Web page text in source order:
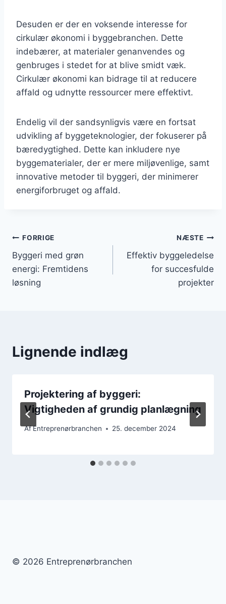
Desuden er der en voksende interesse for
cirkulær økonomi i byggebranchen. Dette
indebærer, at materialer genanvendes og
genbruges i stedet for at blive smidt væk.
Cirkulær økonomi kan bidrage til at reducere
affald og udnytte ressourcer mere effektivt.
Endelig vil der sandsynligvis være en fortsat
udvikling af byggeteknologier, der fokuserer på
bæredygtighed. Dette kan inkludere nye
byggematerialer, der er mere miljøvenlige, samt
innovative metoder til byggeri, der minimerer
energiforbruget og affald.
Indlægsnavigation
FORRIGE
Byggeri med grøn
energi: Fremtidens
løsning
NÆSTE
Effektiv byggeledelse
for succesfulde
projekter
Lignende indlæg
Projektering af byggeri:
Vigtigheden af grundig planlægning
AfEntreprenørbranchen 25. december 2024
© 2026 Entreprenørbranchen